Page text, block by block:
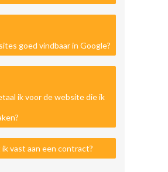
goed vindbaar in Google?
ik voor de website die ik
ik vast aan een contract?